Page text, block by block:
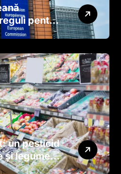
pentru
un pesticid
și legume
dezvoltarea